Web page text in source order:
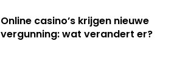
Online casino’s krijgen nieuwe
vergunning: wat verandert er?